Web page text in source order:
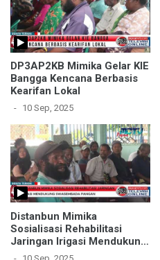
DP3AP2KB Mimika Gelar KIE
Bangga Kencana Berbasis
Kearifan Lokal
10 Sep, 2025
Distanbun Mimika
Sosialisasi Rehabilitasi
Jaringan Irigasi Mendukung
Swasembada Pangan